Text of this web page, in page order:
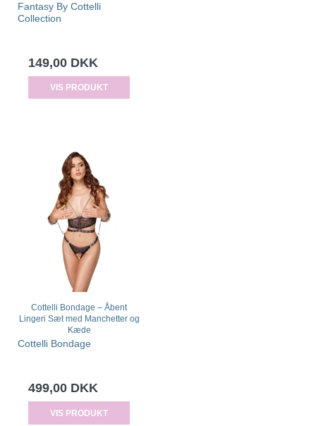
Fantasy By Cottelli
Collection
149,00 DKK
VIS PRODUKT
Cottelli Bondage – Åbent
Lingeri Sæt med Manchetter og
Kæde
Cottelli Bondage
499,00 DKK
VIS PRODUKT